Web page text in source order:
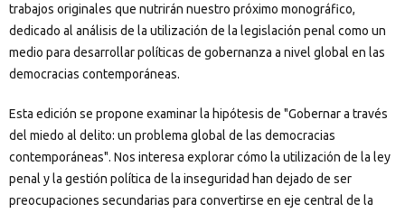
trabajos originales que nutrirán nuestro próximo monográfico,
dedicado al análisis de la utilización de la legislación penal como un
medio para desarrollar políticas de gobernanza a nivel global en las
democracias contemporáneas.
Esta edición se propone examinar la hipótesis de "Gobernar a través
del miedo al delito: un problema global de las democracias
contemporáneas". Nos interesa explorar cómo la utilización de la ley
penal y la gestión política de la inseguridad han dejado de ser
preocupaciones secundarias para convertirse en eje central de la